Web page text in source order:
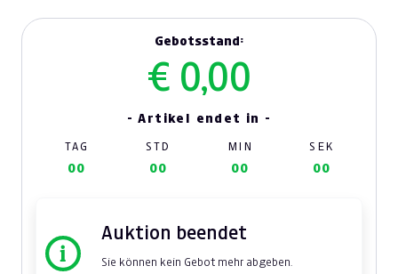
Gebotsstand:
€ 0,00
- Artikel endet in -
TAG STD MIN SEK
00 00 00 00
Auktion beendet
Sie können kein Gebot mehr abgeben.